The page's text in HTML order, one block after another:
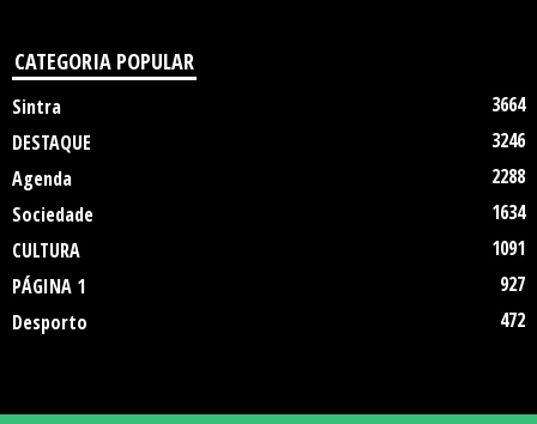
CATEGORIA POPULAR
Sintra
3664
DESTAQUE
3246
Agenda
2288
Sociedade
1634
CULTURA
1091
PÁGINA 1
927
Desporto
472